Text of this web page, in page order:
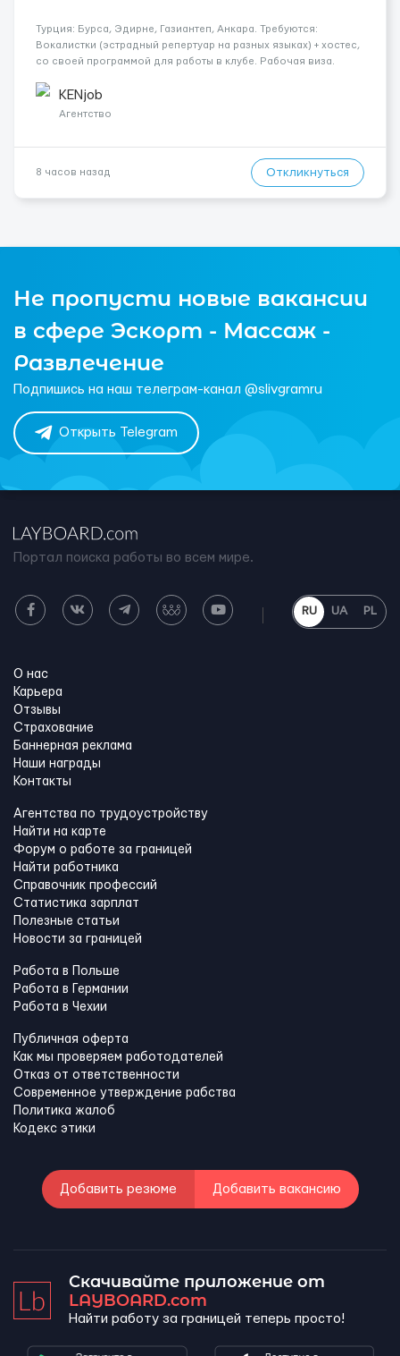
Турция: Бурса, Эдирне, Газиантеп, Анкара. Требуются:
Вокалистки (эстрадный репертуар на разных языках) + хостеc,
со своей программой для работы в клубе. Рабочая виза.
одного до трех месяцев. Мед. страховка. Высокая зарплат...
KENjob
Агентство
8 часов назад Откликнуться
Не пропусти новые вакансии
в сфере Эскорт - Массаж -
Развлечение
Подпишись на наш телеграм-канал @slivgramru
Открыть Telegram
Портал поиска работы во всем мире.
RU UA PL
О нас
Карьера
Отзывы
Страхование
Баннерная реклама
Наши награды
Контакты
Агентства по трудоустройству
Найти на карте
Форум о работе за границей
Найти работника
Справочник профессий
Статистика зарплат
Полезные статьи
Новости за границей
Работа в Польше
Работа в Германии
Работа в Чехии
Публичная оферта
Как мы проверяем работодателей
Отказ от ответственности
Современное утверждение рабства
Политика жалоб
Кодекс этики
Добавить резюме Добавить вакансию
Скачивайте приложение от
LAYBOARD.com
Найти работу за границей теперь просто!